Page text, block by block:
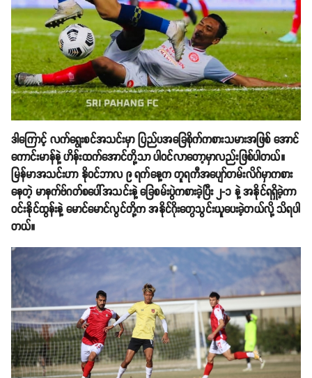
ဒါကြောင့် လက်ရွေးစင်အသင်းမှာ ပြည်ပအခြေစိုက်ကစားသမားအဖြစ် အောင်
ကောင်းမာန်နဲ့ ဟိန်းထက်အောင်တို့သာ ပါဝင်လာတော့မှာလည်းဖြစ်ပါတယ်။
မြန်မာအသင်းဟာ နိုဝင်ဘာလ ၉ ရက်နေ့က တူရကီအပျော်တမ်းလိဂ်မှာကစား
နေတဲ့ မာနက်ဗ်ဂတ်စပေါ်အသင်းနဲ့ ခြေစမ်းပွဲကစားခဲ့ပြီး ၂-၁ နဲ့ အနိုင်ရရှိခဲ့ကာ
ဝင်းနိုင်ထွန်းနဲ့ မောင်မောင်လွင်တို့က အနိုင်ဂိုးတွေသွင်းယူပေးခဲ့တယ်လို့ သိရပါ
တယ်။